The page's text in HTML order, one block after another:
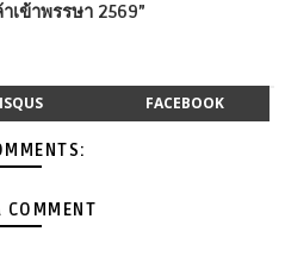
เข้าพรรษา 2569”
FACEBOOK
COMMENT